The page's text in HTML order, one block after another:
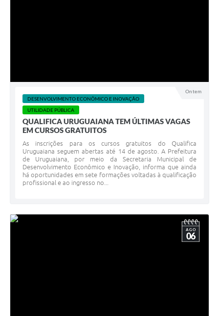
Ontem
DESENVOLVIMENTO ECONÔMICO E INOVAÇÃO
UTILIDADE PÚBLICA
QUALIFICA URUGUAIANA TEM ÚLTIMAS VAGAS
EM CURSOS GRATUITOS
As inscrições para os cursos gratuitos do Qualifica
Uruguaiana seguem abertas até 14 de agosto. A Prefeitura
de Uruguaiana, por meio da Secretaria Municipal de
Desenvolvimento Econômico e Inovação, informa que ainda
há oportunidades em sete formações voltadas à qualificação
profissional e ao ingresso no...
AGO
06